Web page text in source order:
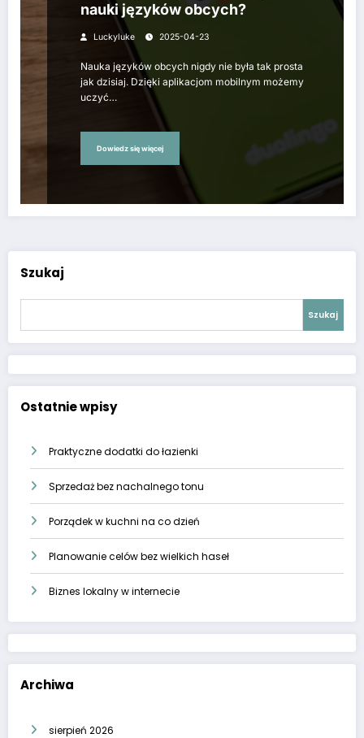
nauki języków obcych?
Luckyluke 2025-04-23
Nauka języków obcych nigdy nie była tak prosta
jak dzisiaj. Dzięki aplikacjom mobilnym możemy
uczyć…
Dowiedz się więcej
Szukaj
Szukaj
Ostatnie wpisy
Praktyczne dodatki do łazienki
Sprzedaż bez nachalnego tonu
Porządek w kuchni na co dzień
Planowanie celów bez wielkich haseł
Biznes lokalny w internecie
Archiwa
sierpień 2026